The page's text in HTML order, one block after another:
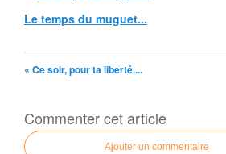
Le temps du muguet...
« Ce soir, pour ta liberté,...
Commenter cet article
Ajouter un commentaire